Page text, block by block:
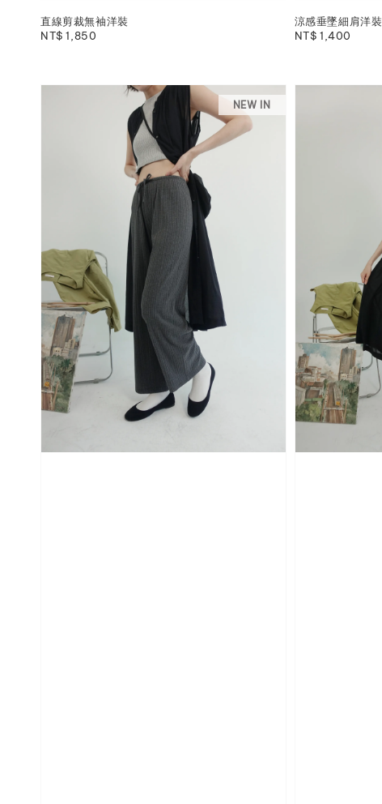
直線剪裁無袖洋裝
Regular
NT$ 1,850
涼感垂墜細肩洋裝
Regular
NT$ 1,400
NEW IN